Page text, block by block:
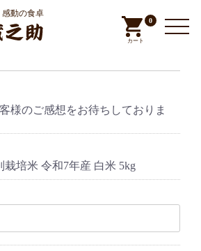
動の食卓
0
カート
様のご感想をお待ちしておりま
栽培米 令和7年産 白米 5kg